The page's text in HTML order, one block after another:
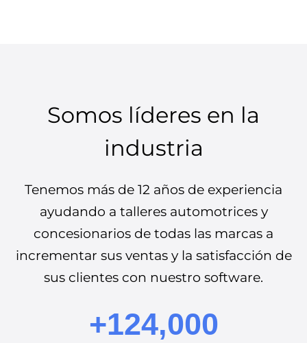
Somos líderes en la
industria
Tenemos más de 12 años de experiencia
ayudando a talleres automotrices y
concesionarios de todas las marcas a
incrementar sus ventas y la satisfacción de
sus clientes con nuestro software.
+124,000